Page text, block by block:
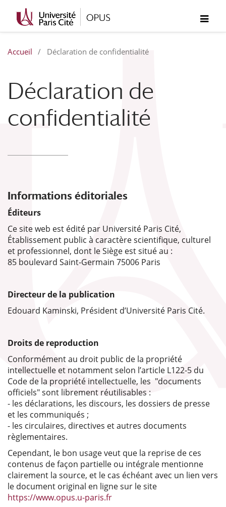
Accueil / Déclaration de confidentialité
Déclaration de
confidentialité
Informations éditoriales
Éditeurs
Ce site web est édité par Université Paris Cité,
Établissement public à caractère scientifique, culturel
et professionnel, dont le Siège est situé au :
85 boulevard Saint-Germain 75006 Paris
Directeur de la publication
Edouard Kaminski, Président d’Université Paris Cité.
Droits de reproduction
Conformément au droit public de la propriété
intellectuelle et notamment selon l’article L122-5 du
Code de la propriété intellectuelle, les "documents
officiels" sont librement réutilisables :
- les déclarations, les discours, les dossiers de presse
et les communiqués ;
- les circulaires, directives et autres documents
règlementaires.
Cependant, le bon usage veut que la reprise de ces
contenus de façon partielle ou intégrale mentionne
clairement la source, et le cas échéant avec un lien vers
le document original en ligne sur le site
https://www.opus.u-paris.fr